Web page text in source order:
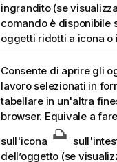
ingrandito (se
comando è disponibile
oggetti ridotti a icona o
Consente di aprire gli
lavoro selezionati in
tabellare in un'altra
browser. Equivale a
sull'icona
dell’oggetto (se